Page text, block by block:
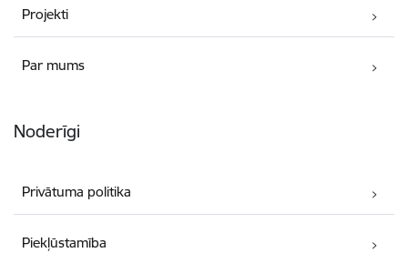
Projekti
Par mums
Noderīgi
Privātuma politika
Piekļūstamība